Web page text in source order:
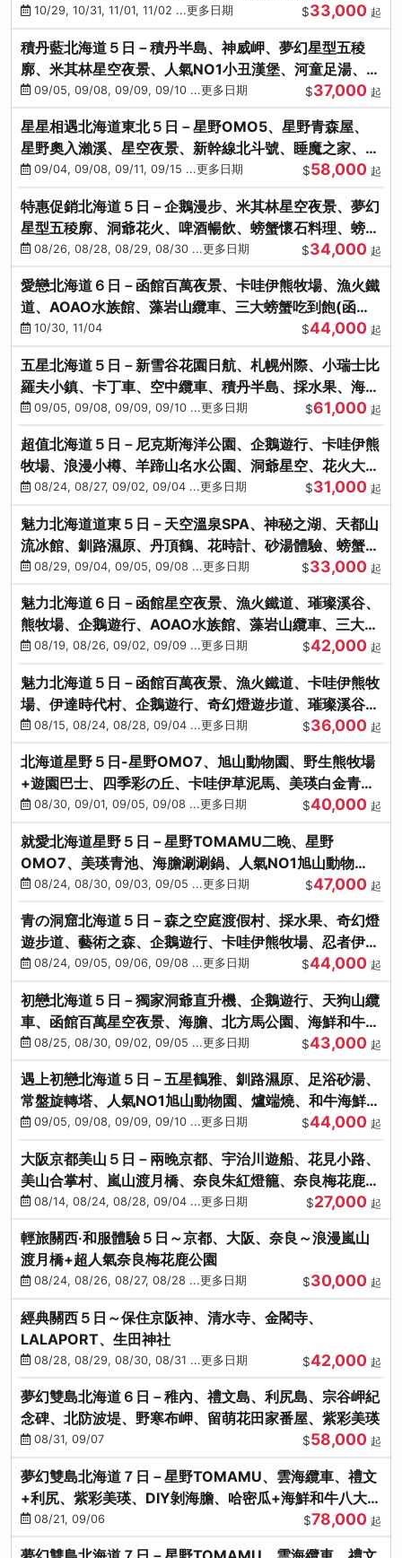
體驗10/29, 10/31, 11/01, 11/02 ...更多日期 $33,000 起
積丹藍北海道５日－積丹半島、神威岬、夢幻星型五稜
廓、米其林星空夜景、人氣NO1小丑漢堡、河童足湯、奇
幻燈遊步道、璀璨溪谷
09/05, 09/08, 09/09, 09/10 ...更多日期 $37,000 起
星星相遇北海道東北５日－星野OMO5、星野青森屋、
星野奧入瀨溪、星空夜景、新幹線北斗號、睡魔之家、十
和田湖(不進免稅店)
09/04, 09/08, 09/11, 09/15 ...更多日期 $58,000 起
特惠促銷北海道５日－企鵝漫步、米其林星空夜景、夢幻
星型五稜廓、洞爺花火、啤酒暢飲、螃蟹懷石料理、螃蟹
吃到飽
08/26, 08/28, 08/29, 08/30 ...更多日期 $34,000 起
愛戀北海道６日－函館百萬夜景、卡哇伊熊牧場、漁火鐵
道、AOAO水族館、藻岩山纜車、三大螃蟹吃到飽(函館/
千歲)
10/30, 11/04 $44,000 起
五星北海道５日－新雪谷花園日航、札幌州際、小瑞士比
羅夫小鎮、卡丁車、空中纜車、積丹半島、採水果、海鮮
和牛螃蟹放題
09/05, 09/08, 09/09, 09/10 ...更多日期 $61,000 起
超值北海道５日－尼克斯海洋公園、企鵝遊行、卡哇伊熊
牧場、浪漫小樽、羊蹄山名水公園、洞爺星空、花火大
會、螃蟹懷石料理
08/24, 08/27, 09/02, 09/04 ...更多日期 $31,000 起
魅力北海道道東５日－天空溫泉SPA、神秘之湖、天都山
流冰館、釧路濕原、丹頂鶴、花時計、砂湯體驗、螃蟹吃
到飽08/29, 09/04, 09/05, 09/08 ...更多日期 $33,000 起
魅力北海道６日－函館星空夜景、漁火鐵道、璀璨溪谷、
熊牧場、企鵝遊行、AOAO水族館、藻岩山纜車、三大螃
蟹吃到飽
08/19, 08/26, 09/02, 09/09 ...更多日期 $42,000 起
魅力北海道５日－函館百萬夜景、漁火鐵道、卡哇伊熊牧
場、伊達時代村、企鵝遊行、奇幻燈遊步道、璀璨溪谷、
人氣NO1小丑漢堡
08/15, 08/24, 08/28, 09/04 ...更多日期 $36,000 起
北海道星野５日-星野OMO7、旭山動物園、野生熊牧場
+遊園巴士、四季彩の丘、卡哇伊草泥馬、美瑛白金青
池、螃蟹吃到飽
08/30, 09/01, 09/05, 09/08 ...更多日期 $40,000 起
就愛北海道星野５日－星野TOMAMU二晚、星野
OMO7、美瑛青池、海膽涮涮鍋、人氣NO1旭山動物
園、海鮮和牛螃蟹吃到飽
08/24, 08/30, 09/03, 09/05 ...更多日期 $47,000 起
青の洞窟北海道５日－森之空庭渡假村、採水果、奇幻燈
遊步道、藝術之森、企鵝遊行、卡哇伊熊牧場、忍者伊達
時代村、螃蟹吃到飽
08/24, 09/05, 09/06, 09/08 ...更多日期 $44,000 起
初戀北海道５日－獨家洞爺直升機、企鵝遊行、天狗山纜
車、函館百萬星空夜景、海膽、北方馬公園、海鮮和牛螃
蟹吃到飽
08/25, 08/30, 09/02, 09/05 ...更多日期 $43,000 起
遇上初戀北海道５日－五星鶴雅、釧路濕原、足浴砂湯、
常盤旋轉塔、人氣NO1旭山動物園、爐端燒、和牛海鮮螃
蟹吃到飽
09/05, 09/08, 09/09, 09/10 ...更多日期 $44,000 起
大阪京都美山５日－兩晚京都、宇治川遊船、花見小路、
美山合掌村、嵐山渡月橋、奈良朱紅燈籠、奈良梅花鹿、
流水瀑布電扶梯
08/14, 08/24, 08/28, 09/04 ...更多日期 $27,000 起
輕旅關西‧和服體驗５日～京都、大阪、奈良～浪漫嵐山
渡月橋+超人氣奈良梅花鹿公園
08/24, 08/26, 08/27, 08/28 ...更多日期 $30,000 起
經典關西５日～保住京阪神、清水寺、金閣寺、
LALAPORT、生田神社
08/28, 08/29, 08/30, 08/31 ...更多日期 $42,000 起
夢幻雙島北海道６日－稚內、禮文島、利尻島、宗谷岬紀
念碑、北防波堤、野寒布岬、留萌花田家番屋、紫彩美瑛
08/31, 09/07 $58,000 起
夢幻雙島北海道７日－星野TOMAMU、雲海纜車、禮文
+利尻、紫彩美瑛、DIY剝海膽、哈密瓜+海鮮和牛八大螃
蟹吃到飽
08/21, 09/06 $78,000 起